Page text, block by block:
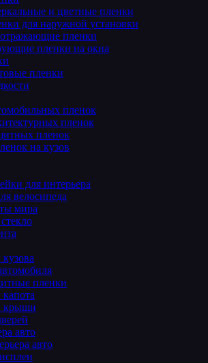
и цветные пленки
для наружной установки
пленки
пленки на окна
пленки
пленок
пленок
пленок
на кузов
для интерьера
велосипеда
мира
пленки
крыши
авто
авто